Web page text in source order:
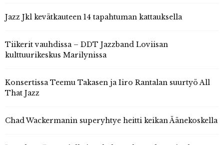
Jazz Jkl kevätkauteen 14 tapahtuman kattauksella
Tiikerit vauhdissa – DDT Jazzband Loviisan
kulttuurikeskus Marilynissa
Konsertissa Teemu Takasen ja Iiro Rantalan suurtyö All
That Jazz
Chad Wackermanin superyhtye heitti keikan Äänekoskella